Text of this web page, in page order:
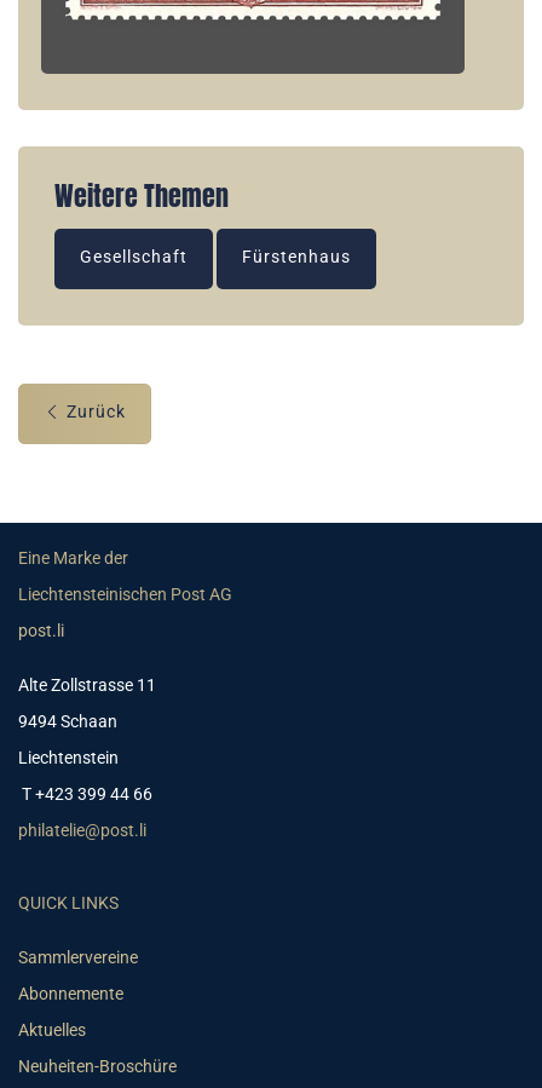
Weitere Themen
Gesellschaft Fürstenhaus
Zurück
Eine Marke der
Liechtensteinischen Post AG
post.li
Alte Zollstrasse 11
9494 Schaan
Liechtenstein
T +423 399 44 66
philatelie@post.li
QUICK LINKS
Sammlervereine
Abonnemente
Aktuelles
Neuheiten-Broschüre